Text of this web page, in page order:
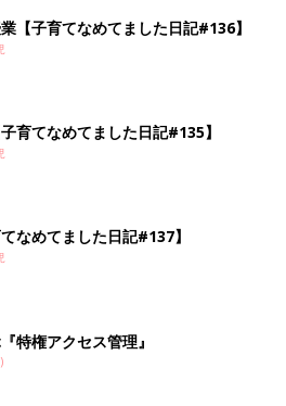
【子育てなめてました日記#136】
育てなめてました日記#135】
なめてました日記#137】
特権アクセス管理』